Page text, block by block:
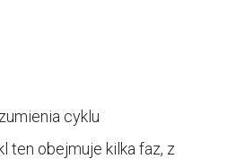
cyklu
ten obejmuje kilka faz, z